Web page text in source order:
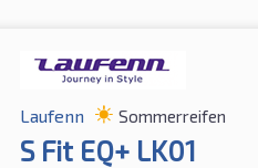
Laufenn Sommerreifen
S Fit EQ+ LK01